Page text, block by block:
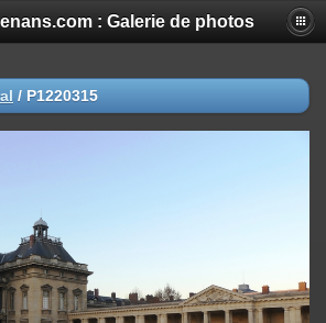
: Galerie de photos
/ P1220315